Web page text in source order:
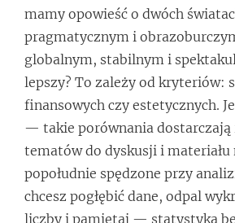
mamy opowieść o dwóch
pragmatycznym i
globalnym, stabilnym i
lepszy? To zależy od kryteriów:
finansowych czy estetycznych.
— takie porównania dostarczają
tematów do dyskusji i materiału
popołudnie spędzone przy
chcesz pogłębić dane, odpal
liczby i pamiętaj — statystyka